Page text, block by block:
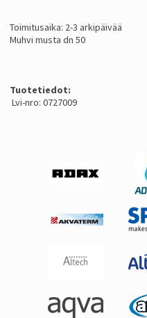
Toimitusaika: 2-3 arkipäivää
Muhvi musta dn 50
Tuotetiedot:
Lvi-nro: 0727009